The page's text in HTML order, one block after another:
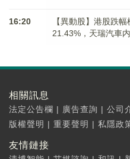
16:20
【異動股】港股跌
21.43%，天瑞汽車
相關訊息
法定公告欄 | 廣告查詢 | 公司
版權聲明 | 重要聲明 | 私隱政
友情鏈接